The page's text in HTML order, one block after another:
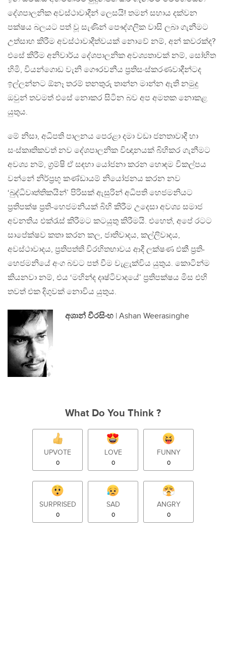
දේශපාලනික අවස්ථාවාදීන් ලෙසයි! තමන් සහාය දක්වන
පක්ෂය බලයට පත් වූ සැණින් පෞද්ගලික වාසි ලබා ගැනීමට
උත්සාහ කිරීම අවස්ථාවාදීත්වයක් නොවේ නම්, අන් කවරක්ද?
එසේ කිරීම අනිවාර්ය දේශපාලනික අවශ්‍යතාවක් නම්, සෝභිත
හිමි, වියන්ගොඩ වැනි ගෞරවනීය ප්‍රතිසංස්කරණවාදීන්ටද
ඉල්ලන්නට ඕනෑ තරම් තනතුරු තාන්න මාන්න ඇති නමුදු
ඔවුන් තවමත් එසේ නොකර සිටින බව අප අමතක නොකළ
යුතුය.
මේ නිසා, අධිපති පාලනය පෙරළා දමා වඩා ජනතාවාදී හා
සංස්කෘතිකවත් නව දේශපාලනික විඥානයක් බිහිකර ගැනීමට
අවශ්‍ය නම්, ග්‍රම්ෂි ඒ සඳහා යෝජනා කරන හොඳම විකල්පය
වන්නේ නිර්ප්‍රභූ කණ්ඩායම් නියෝජනය කරන නව
‘බුද්ධිවෘත්තිකයින්’ පිරිසක් ඇසුරින් අධිපති හෙජමනියට
ප්‍රතිපක්ෂ ප්‍රති-හෙජමනියක් බිහි කිරීම උදෙසා අවශ්‍ය සමාජ
අවනතිය එක්රැස් කිරීමට කටයුතු කිරීමයි. එහෙත්, අපේ රටට
සාපේක්ෂව කතා කරන කල, ජාතිවාදය, කල්ලිවාදය,
අවස්ථාවාදය, ප්‍රතිපත්ති විරහිතභාවය ආදී ලක්ෂණ එකී ප්‍රති-
හෙජමනියේ අංග බවට පත් වීම වැළැක්විය යුතුය. කොටින්ම
කියනවා නම්, එය ‘මහින්ද දෘෂ්ටිවාදයේ’ ප්‍රතිපක්ෂය මිස එහි
තවත් එක දිගුවක් නොවිය යුතුය.
අශාන් වීරසිංහ | Ashan Weerasinghe
What Do You Think ?
UPVOTE
0
LOVE
0
FUNNY
0
SURPRISED
0
SAD
0
ANGRY
0